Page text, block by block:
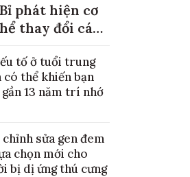
phát hiện cơ
thay đổi cách
tố ở tuổi trung
có thể khiến bạn
13 năm trí nhớ
chỉnh sửa gen đem
chọn mới cho
bị dị ứng thú cưng